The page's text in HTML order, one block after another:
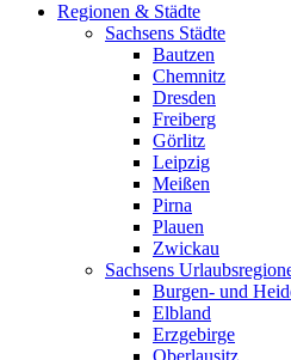
Regionen & Städte
Sachsens Städte
Bautzen
Chemnitz
Dresden
Freiberg
Görlitz
Leipzig
Meißen
Pirna
Plauen
Zwickau
Sachsens
Burgen- und
Elbland
Erzgebirge
Oberlausitz